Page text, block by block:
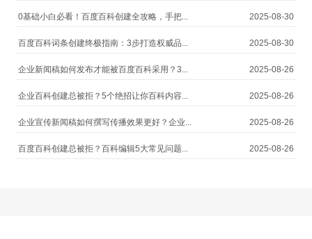
0基础小白必看！百度百科创建全攻略，手把... 2025-08-30
百度百科词条创建终极指南：3步打造权威品... 2025-08-30
企业新闻稿如何发布才能被百度百科采用？3... 2025-08-26
企业百科创建总被拒？5个绝招让你百科内容... 2025-08-26
企业宣传新闻稿如何撰写传播效果更好？企业... 2025-08-26
百度百科创建总被拒？百科编辑5大常见问题... 2025-08-26